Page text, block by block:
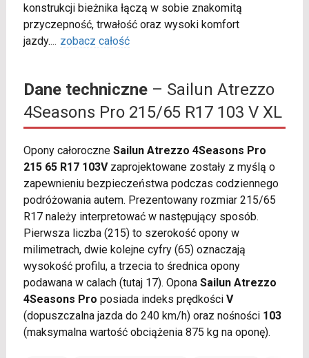
konstrukcji bieżnika łączą w sobie znakomitą
przyczepność, trwałość oraz wysoki komfort
jazdy.... zobacz całość
Dane techniczne– Sailun Atrezzo
4Seasons Pro 215/65 R17 103 V XL
Opony całoroczne Sailun Atrezzo 4Seasons Pro
215 65 R17 103Vzaprojektowane zostały z myślą o
zapewnieniu bezpieczeństwa podczas codziennego
podróżowania autem. Prezentowany rozmiar 215/65
R17 należy interpretować w następujący sposób.
Pierwsza liczba (215) to szerokość opony w
milimetrach, dwie kolejne cyfry (65) oznaczają
wysokość profilu, a trzecia to średnica opony
podawana w calach (tutaj 17). Opona Sailun Atrezzo
4Seasons Pro posiada indeks prędkości V
(dopuszczalna jazda do 240 km/h) oraz nośności 103
(maksymalna wartość obciążenia 875 kg na oponę).